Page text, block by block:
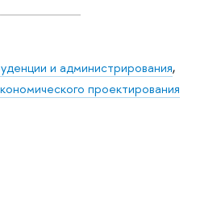
и администрирования,
проектирования